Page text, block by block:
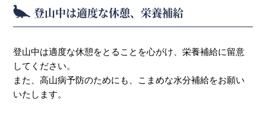
登山中は適度な休憩、栄養補給
登山中は適度な休憩をとることを心がけ、栄養補給に留意
してください。
また、高山病予防のためにも、こまめな水分補給をお願い
いたします。